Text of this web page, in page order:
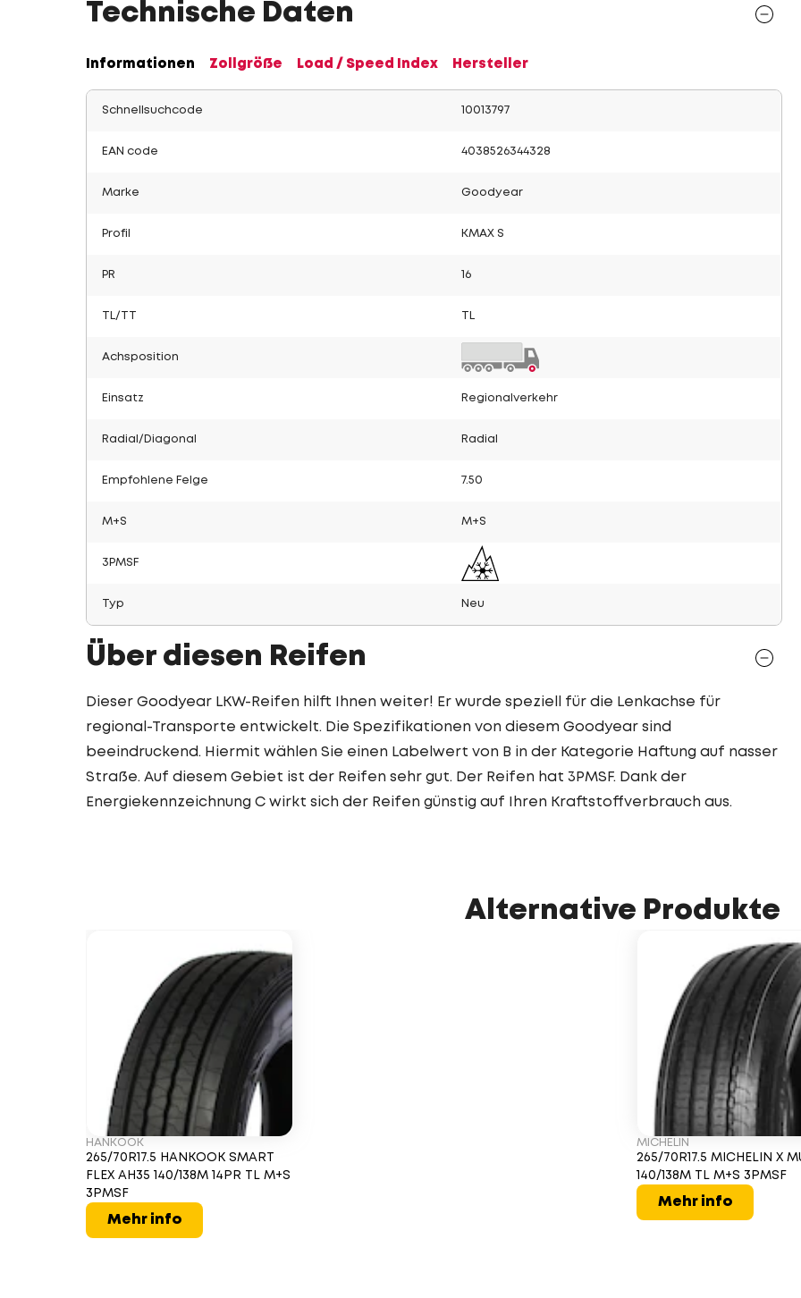
Technische Daten
Informationen Zollgröße Load / Speed Index Hersteller
Schnellsuchcode 10013797
EAN code 4038526344328
Marke Goodyear
Profil KMAX S
PR 16
TL/TT
Achsposition
Einsatz Regionalverkehr
Radial/Diagonal Radial
Empfohlene Felge 7.50
M+S M+S
3PMSF
Typ Neu
Über diesen Reifen
Dieser Goodyear LKW-Reifen hilft Ihnen weiter! Er wurde speziell für die Lenkachse für
regional-Transporte entwickelt. Die Spezifikationen von diesem Goodyear sind
beeindruckend. Hiermit wählen Sie einen Labelwert von B in der Kategorie Haftung auf nasser
Straße. Auf diesem Gebiet ist der Reifen sehr gut. Der Reifen hat 3PMSF. Dank der
Energiekennzeichnung C wirkt sich der Reifen günstig auf Ihren Kraftstoffverbrauch aus.
Alternative Produkte
HANKOOK
265/70R17.5 HANKOOK SMART
FLEX AH35 140/138M 14PR TL M+S
3PMSF
Mehr info
MICHELIN
265/70R17.5 MICHELIN X
140/138M TL M+S 3PMSF
Mehr info